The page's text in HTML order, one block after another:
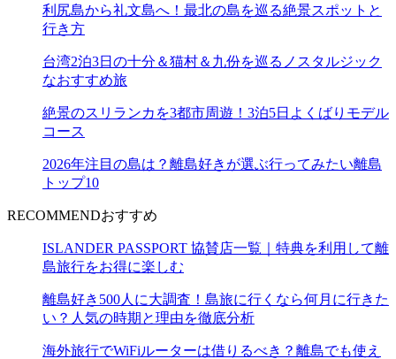
利尻島から礼文島へ！最北の島を巡る絶景スポットと
行き方
台湾2泊3日の十分＆猫村＆九份を巡るノスタルジック
なおすすめ旅
絶景のスリランカを3都市周遊！3泊5日よくばりモデル
コース
2026年注目の島は？離島好きが選ぶ行ってみたい離島
トップ10
RECOMMENDおすすめ
ISLANDER PASSPORT 協賛店一覧｜特典を利用して離
島旅行をお得に楽しむ
離島好き500人に大調査！島旅に行くなら何月に行きた
い？人気の時期と理由を徹底分析
海外旅行でWiFiルーターは借りるべき？離島でも使え